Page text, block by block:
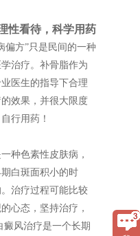
性看待，科学用药
偏方”只是民间的一种
治疗。补骨脂作为
医生的指导下合理
效果，并很大限度
行用药！
种色素性皮肤病，
白斑面积小的时
治疗过程可能比较
心态，坚持治疗，
癜风治疗是一个长期